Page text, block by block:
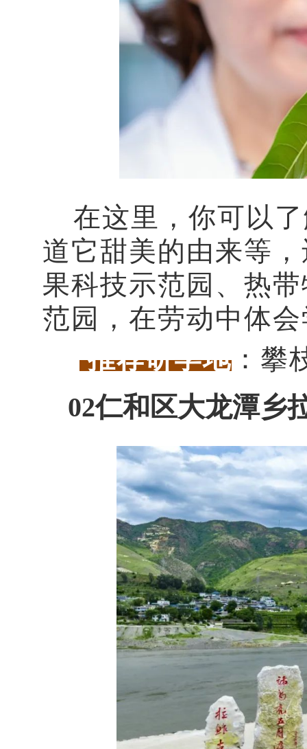
在这里，你可以
道它甜美的由来等
果科技示范园、热
范园，在劳动中体
推荐研学地 ：攀
02仁和区大龙潭乡